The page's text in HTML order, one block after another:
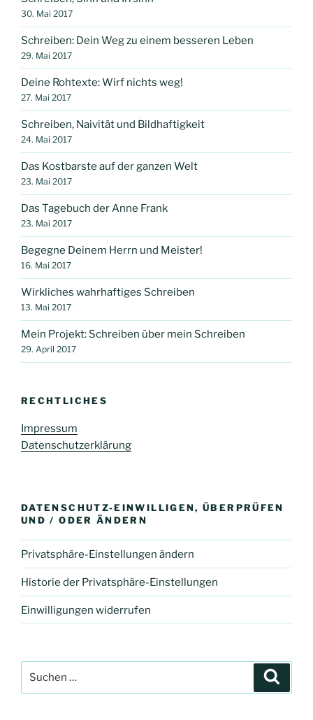
30. Mai 2017
Schreiben: Dein Weg zu einem besseren Leben
29. Mai 2017
Deine Rohtexte: Wirf nichts weg!
27. Mai 2017
Schreiben, Naivität und Bildhaftigkeit
24. Mai 2017
Das Kostbarste auf der ganzen Welt
23. Mai 2017
Das Tagebuch der Anne Frank
23. Mai 2017
Begegne Deinem Herrn und Meister!
16. Mai 2017
Wirkliches wahrhaftiges Schreiben
13. Mai 2017
Mein Projekt: Schreiben über mein Schreiben
29. April 2017
RECHTLICHES
Impressum
Datenschutzerklärung
DATENSCHUTZ-EINWILLIGEN, ÜBERPRÜFEN
UND / ODER ÄNDERN
Privatsphäre-Einstellungen ändern
Historie der Privatsphäre-Einstellungen
Einwilligungen widerrufen
nach: